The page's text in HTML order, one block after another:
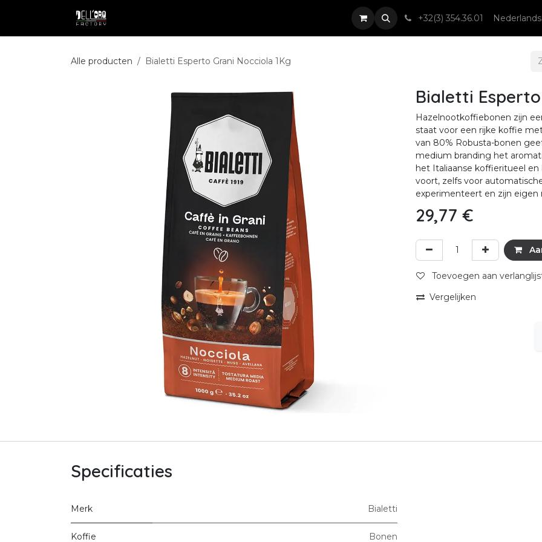
Nieuws & Events Contact+32(3) 354.36.01
Alle producten Bialetti Esperto Grani Nocciola 1Kg
Bialetti
Hazelnootkoffiebonen zijn
staat voor een rijke koffie
van 80% Robusta-bonen
medium branding het
het Italiaanse koffieritueel
voort, zelfs voor
experimenteert en zijn
29,77 €
Toevoegen aan
Vergelijken
Specificaties
Merk Bialetti
Koffie Bonen